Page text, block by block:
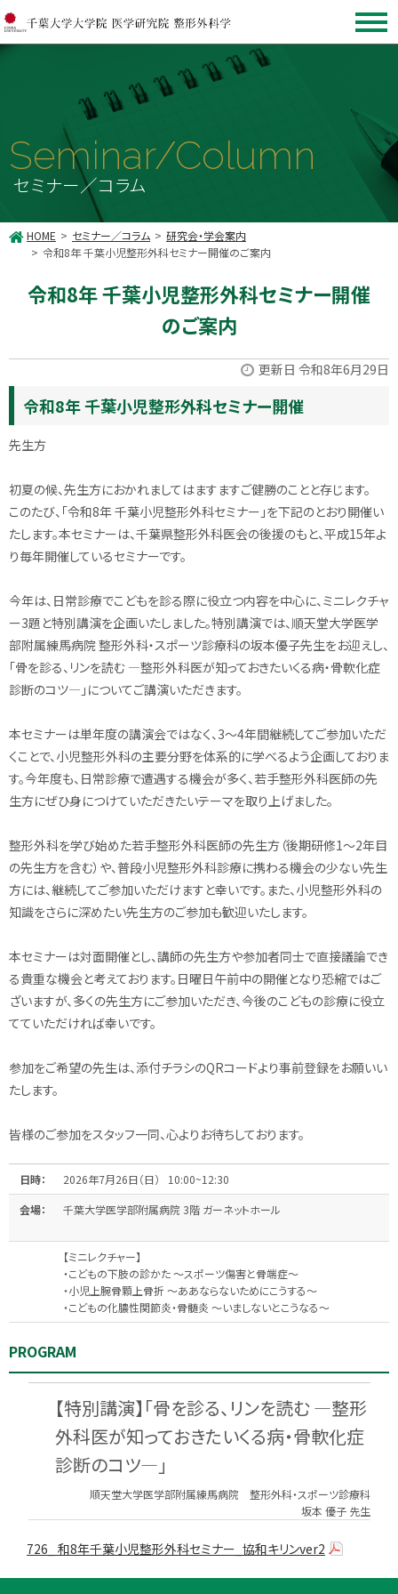
Seminar/Column
セミナー／コラム
HOME セミナー／コラム
研究会・学会案内
令和8年 千葉小児整形外科セミナー開催のご案内
令和8年 千葉小児整形外科セミナー開催
のご案内
更新日 令和8年6月29日
令和8年 千葉小児整形外科セミナー開催
先生方
初夏の候、先生方におかれましてはますますご健勝のことと存じます。
このたび、「令和8年 千葉小児整形外科セミナー」を下記のとおり開催い
たします。本セミナーは、千葉県整形外科医会の後援のもと、平成15年よ
り毎年開催しているセミナーです。
今年は、日常診療でこどもを診る際に役立つ内容を中心に、ミニレクチャ
ー3題と特別講演を企画いたしました。特別講演では、順天堂大学医学
部附属練馬病院 整形外科・スポーツ診療科の坂本優子先生をお迎えし、
「骨を診る、リンを読む ―整形外科医が知っておきたいくる病・骨軟化症
診断のコツ―」についてご講演いただきます。
本セミナーは単年度の講演会ではなく、3～4年間継続してご参加いただ
くことで、小児整形外科の主要分野を体系的に学べるよう企画しておりま
す。今年度も、日常診療で遭遇する機会が多く、若手整形外科医師の先
生方にぜひ身につけていただきたいテーマを取り上げました。
整形外科を学び始めた若手整形外科医師の先生方（後期研修1～2年目
の先生方を含む）や、普段小児整形外科診療に携わる機会の少ない先生
方には、継続してご参加いただけますと幸いです。また、小児整形外科の
知識をさらに深めたい先生方のご参加も歓迎いたします。
本セミナーは対面開催とし、講師の先生方や参加者同士で直接議論でき
る貴重な機会と考えております。日曜日午前中の開催となり恐縮ではご
ざいますが、多くの先生方にご参加いただき、今後のこどもの診療に役立
てていただければ幸いです。
参加をご希望の先生は、添付チラシのQRコードより事前登録をお願いい
たします。
皆様のご参加をスタッフ一同、心よりお待ちしております。
日時：
2026年7月26日（日） 10:00~12:30
会場：
千葉大学医学部附属病院 3階 ガーネットホール
【ミニレクチャー】
・こどもの下肢の診かた ～スポーツ傷害と骨端症～
・小児上腕骨顆上骨折 ～ああならないためにこうする～
・こどもの化膿性関節炎・骨髄炎 ～いましないとこうなる～
PROGRAM
【特別講演】「骨を診る、リンを読む ―整形
外科医が知っておきたいくる病・骨軟化症
診断のコツ―」
順天堂大学医学部附属練馬病院 整形外科・スポーツ診療科
坂本 優子 先生
726_ 和8年千葉小児整形外科セミナー_協和キリンver2